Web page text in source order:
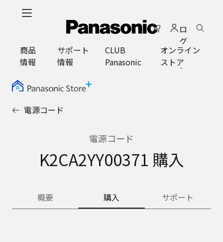
ロ
グ
イ
ン
商品
情報
サポート
情報
CLUB
Panasonic
オンライン
ストア
電源コード
電源コード
K2CA2YY00371 購入
概要 購入 サポート